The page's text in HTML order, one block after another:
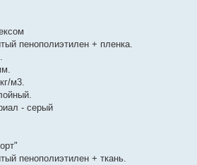
пенополиэтилен + пленка.
м3.
- серый
пенополиэтилен + ткань.